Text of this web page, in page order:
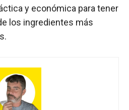
y económica para tener
los ingredientes más